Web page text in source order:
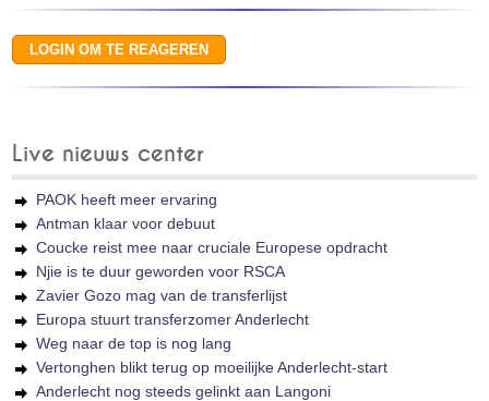
Live nieuws center
PAOK heeft meer ervaring
Antman klaar voor debuut
Coucke reist mee naar cruciale Europese opdracht
Njie is te duur geworden voor RSCA
Zavier Gozo mag van de transferlijst
Europa stuurt transferzomer Anderlecht
Weg naar de top is nog lang
Vertonghen blikt terug op moeilijke Anderlecht-start
Anderlecht nog steeds gelinkt aan Langoni